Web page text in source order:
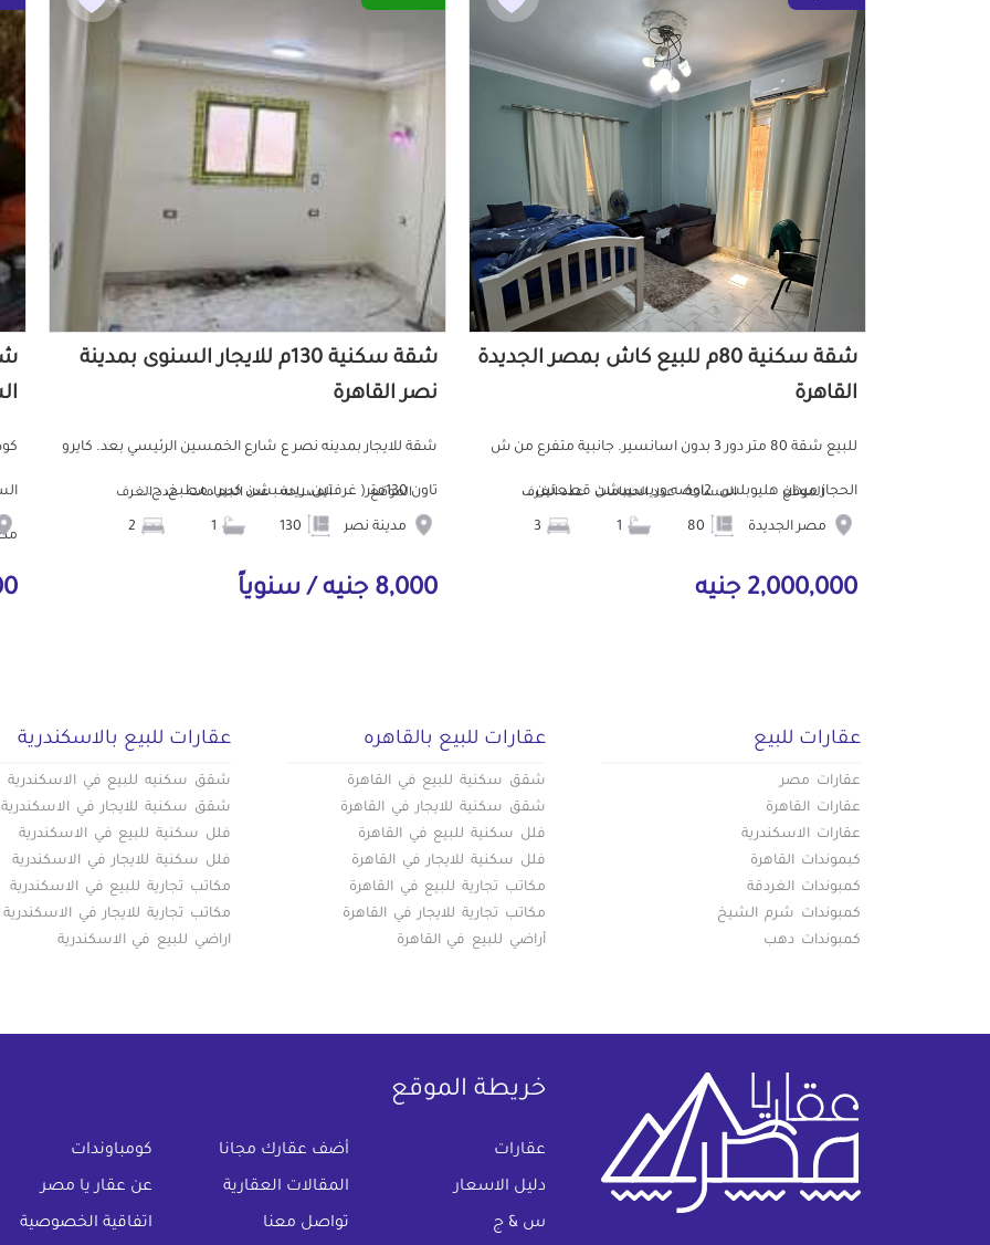
شقة سكنية 80م للبيع كاش بمصر الجديدة
القاهرة
للبيع شقة 80 متر دور 3 بدون اسانسير. جانبية متفرع من ش
الحجاز ميدان هليوبلس. 2اوضه وريسيبشن قطعتين...
الموقع
مصر الجديدة
المساحة عدد الحمامات عدد الغرف
2,000,000 جنيه
شقة سكنية 130م للايجار السنوى بمدينة
نصر القاهرة
شقة للايجار بمدينه نصر ع شارع الخمسين الرئيسي بعد. كايرو
تاون 130متر( غرفتين، ريسبشن كبير ، مطبخ، ح...الموقع
مدينة نصر
المساحة عدد الحمامات عدد الغرف
8,000 جنيه / سنوياً
عقارات للبيع
عقارات مصر
عقارات القاهرة
عقارات الاسكندرية
كبموندات القاهرة
كمبوندات الغردقة
كمبوندات شرم الشيخ
كمبوندات دهب
عقارات للبيع بالقاهره
شقق سكنية للبيع في القاهرة
شقق سكنية للايجار في القاهرة
فلل سكنية للبيع في القاهرة
فلل سكنية للايجار في القاهرة
مكاتب تجارية للبيع في القاهرة
مكاتب تجارية للايجار في القاهرة
أراضي للبيع في القاهرة
عقارات للبيع بالاسكندرية
شقق سكنيه للبيع في الاسكندرية
شقق سكنية للايجار في الاسكندرية
فلل سكنية للبيع في الاسكندرية
فلل سكنية للايجار في الاسكندرية
مكاتب تجارية للبيع في الاسكندرية
مكاتب تجارية للايجار في الاسكندرية
اراضي للبيع في الاسكندرية
خريطة الموقع
عقارات أضف عقارك مجانا كومباوندات
دليل الاسعار المقالات العقارية عن عقار يا مصر
س & ج تواصل معنا اتفاقية الخصوصية